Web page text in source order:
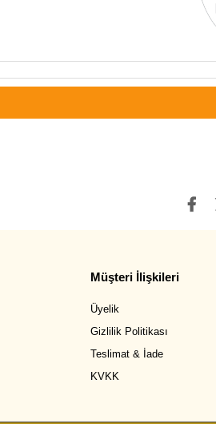
Müşteri İlişkileri
Üyelik
Gizlilik Politikası
Teslimat & İade
KVKK